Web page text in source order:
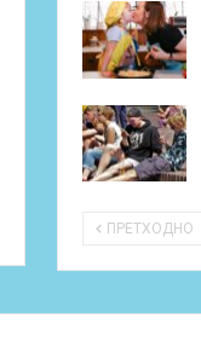
ПРЕТХОДНО